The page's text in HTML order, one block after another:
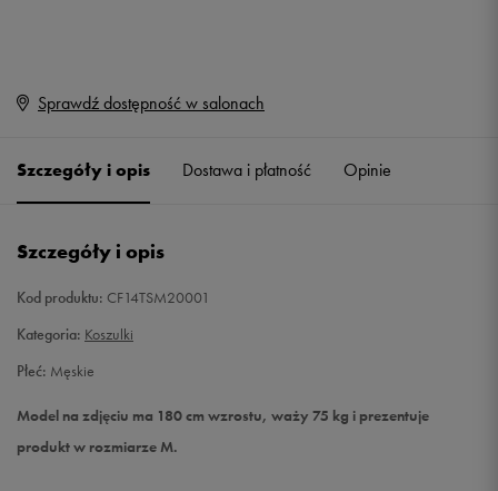
Sprawdź dostępność w salonach
Szczegóły i opis Dostawa i płatność Opinie
Szczegóły i opis
Kod produktu: CF14TSM20001
Kategoria: Koszulki
Płeć: Męskie
Model na zdjęciu ma 180 cm wzrostu, waży 75 kg i prezentuje
produkt w rozmiarze M.